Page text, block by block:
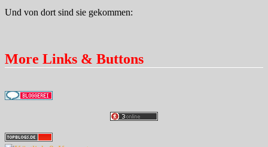
Und von dort sind sie gekommen:
More Links & Buttons